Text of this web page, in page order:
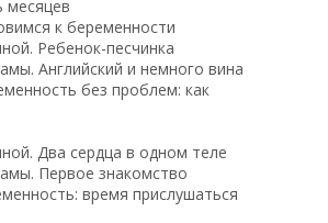
месяцев
к беременности
Ребенок-песчинка
Английский и немного вина
без проблем: как
Два сердца в одном теле
Первое знакомство
время прислушаться